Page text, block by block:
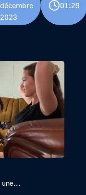
décembre
2023
01:29